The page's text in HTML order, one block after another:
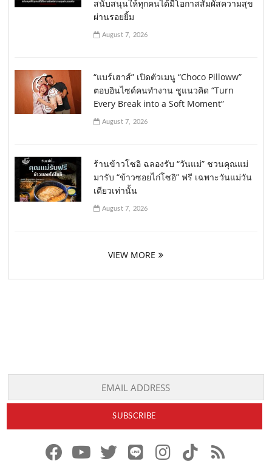
สนับสนุนให้ทุกคนได้มีโอกาสสัมผัสความสุข
ผ่านรอยยิ้ม
August 7, 2026
“แบร์เฮาส์” เปิดตัวเมนู “Choco Pilloww”
ตอบอินไซด์คนทำงาน ชูแนวคิด “Turn
Every Break into a Soft Moment”
August 7, 2026
ร้านข้าวโซอิ ฉลองรับ “วันแม่” ชวนคุณแม่
มารับ “ข้าวซอยไก่โซอิ” ฟรี เฉพาะวันแม่วัน
เดียวเท่านั้น
August 7, 2026
VIEW MORE
x
r